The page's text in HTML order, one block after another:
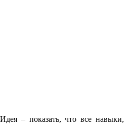
– показать, что все навыки,